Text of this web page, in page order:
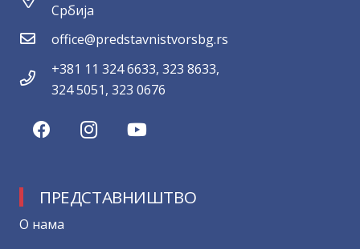
Србија
office@predstavnistvorsbg.rs
+381 11 324 6633, 323 8633,
324 5051, 323 0676
ПРЕДСТАВНИШТВО
О нама